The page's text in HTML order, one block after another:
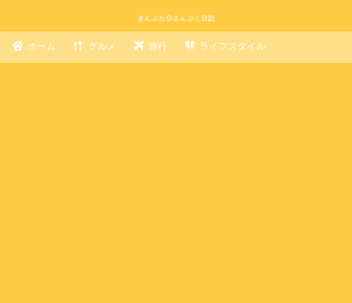
きんぶた◎まんぷく日記
ホーム グルメ 旅行 ライフスタイル